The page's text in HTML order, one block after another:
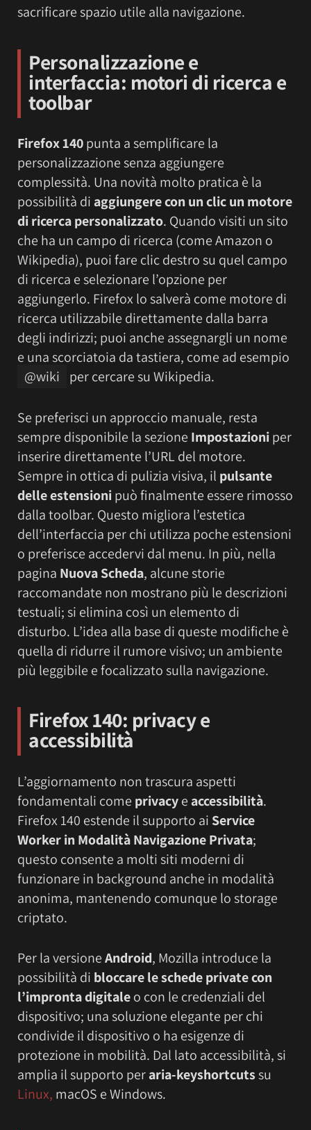
sacrificare spazio utile alla navigazione.
Personalizzazione e
interfaccia: motori di ricerca e
toolbar
Firefox 140punta a semplificare la
personalizzazione senza aggiungere
complessità. Una novità molto pratica è la
possibilità di aggiungere con un clic un motore
di ricerca personalizzato. Quando visiti un sito
che ha un campo di ricerca (come Amazon o
Wikipedia), puoi fare clic destro su quel campo
di ricerca e selezionare l’opzione per
aggiungerlo. Firefox lo salverà come motore di
ricerca utilizzabile direttamente dalla barra
degli indirizzi; puoi anche assegnargli un nome
e una scorciatoia da tastiera, come ad esempio
@wiki
per cercare su Wikipedia.
Se preferisci un approccio manuale, resta
sempre disponibile la sezione Impostazioniper
inserire direttamente l’URL del motore.
Sempre in ottica di pulizia visiva, il pulsante
delle estensionipuò finalmente essere rimosso
dalla toolbar. Questo migliora l’estetica
dell’interfaccia per chi utilizza poche estensioni
o preferisce accedervi dal menu. In più, nella
pagina Nuova Scheda, alcune storie
raccomandate non mostrano più le descrizioni
testuali; si elimina così un elemento di
disturbo. L’idea alla base di queste modifiche è
quella di ridurre il rumore visivo; un ambiente
più leggibile e focalizzato sulla navigazione.
Firefox 140: privacy e
accessibilità
L’aggiornamento non trascura aspetti
fondamentali come privacye accessibilità.
Firefox 140 estende il supporto ai Service
Worker in Modalità Navigazione Privata;
questo consente a molti siti moderni di
funzionare in background anche in modalità
anonima, mantenendo comunque lo storage
criptato.
Per la versioneAndroid, Mozilla introduce la
possibilità di bloccare le schede private con
l’impronta digitaleo con le credenziali del
dispositivo; una soluzione elegante per chi
condivide il dispositivo o ha esigenze di
protezione in mobilità. Dal lato accessibilità, si
amplia il supporto peraria-keyshortcutssu
Linux, macOS e Windows.